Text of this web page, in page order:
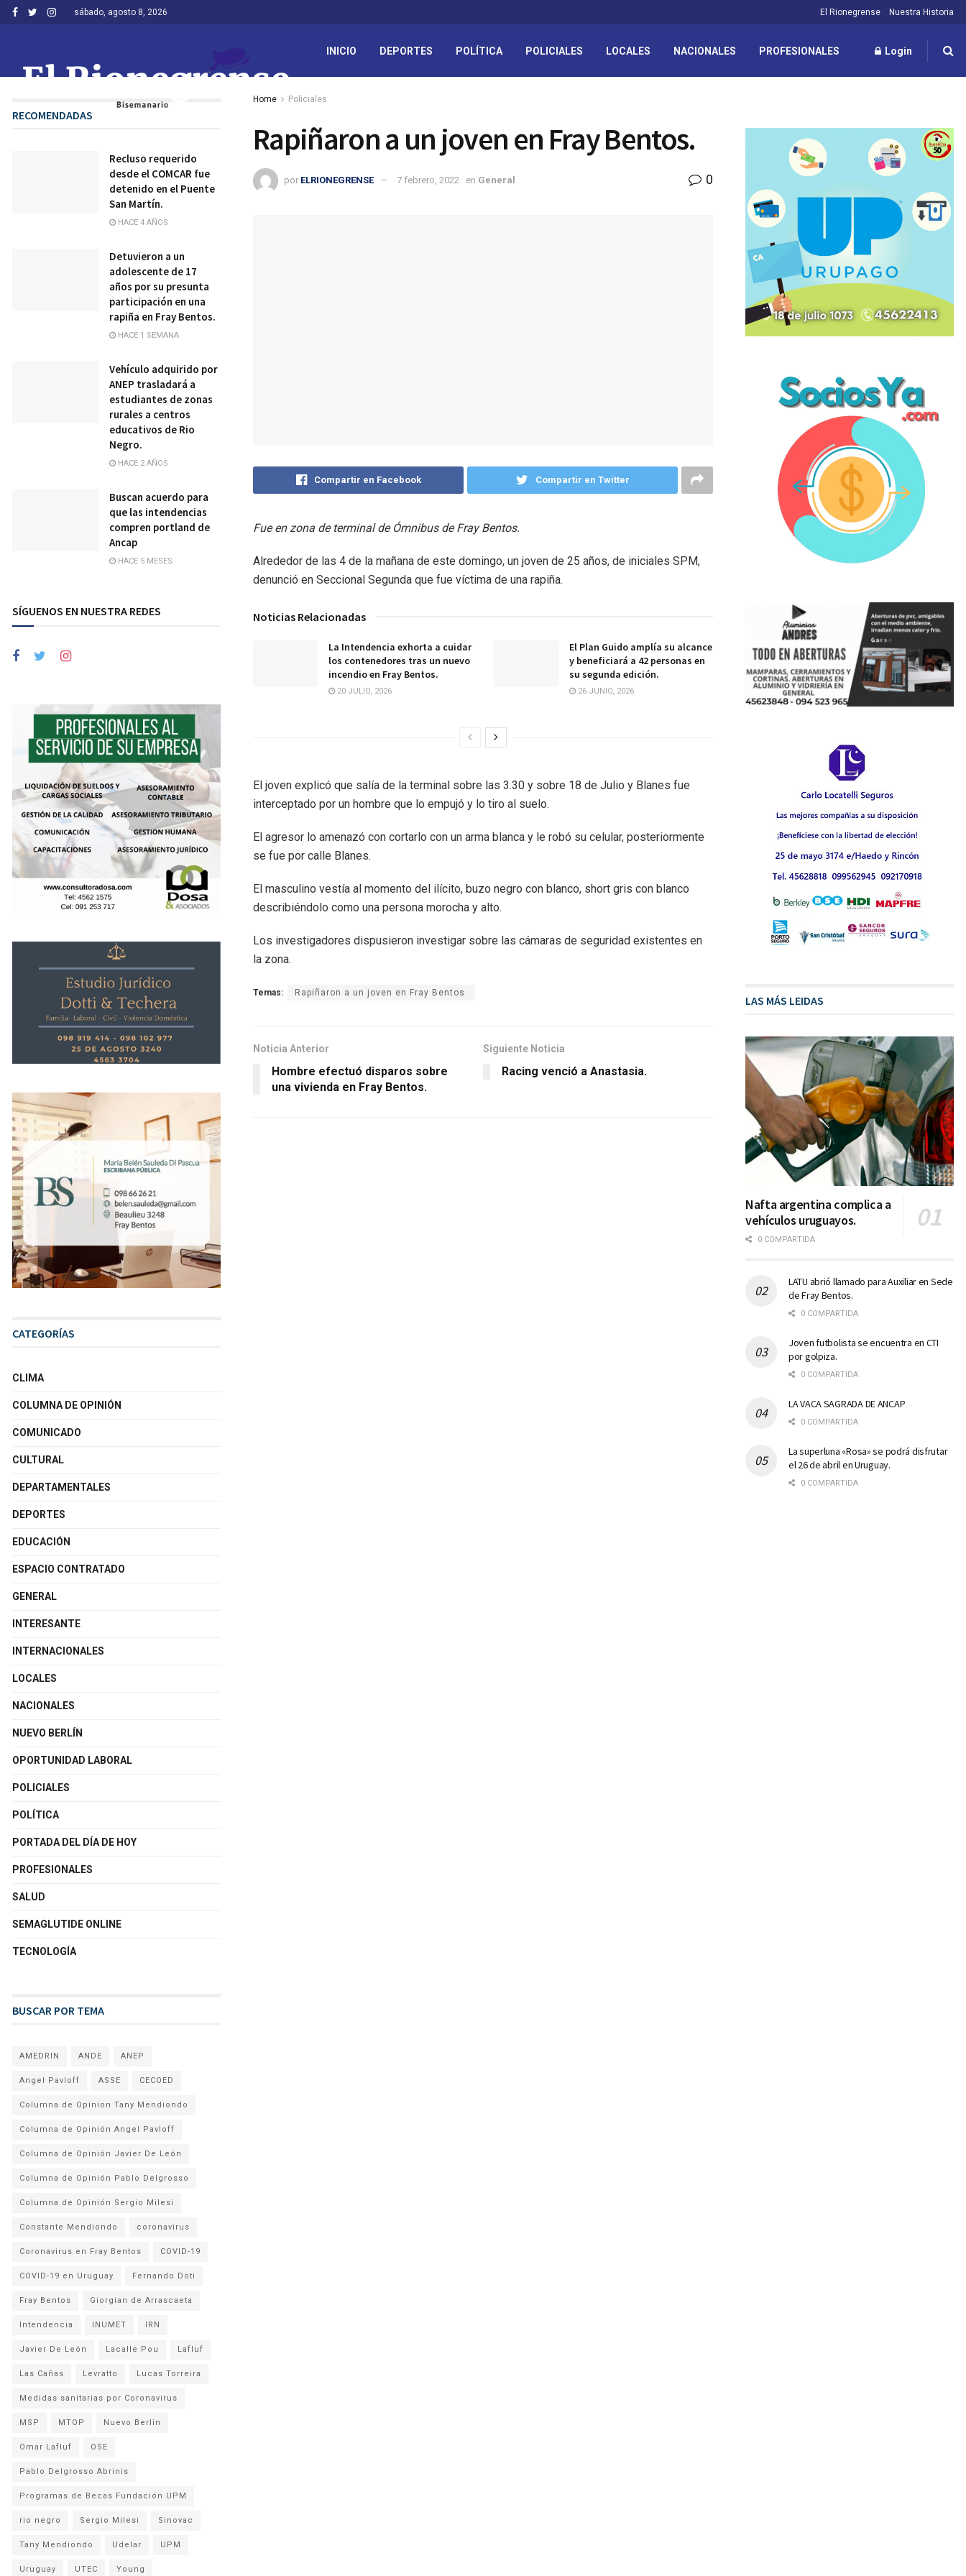
sábado, agosto 8, 2026 El Rionegrense Nuestra Historia
INICIO DEPORTES POLÍTICA POLICIALES LOCALES NACIONALES PROFESIONALES Login
Home Policiales
Rapiñaron a un joven en Fray Bentos.
por ELRIONEGRENSE 7 febrero, 2022 en General 0
Compartir en Facebook Compartir en Twitter
Fue en zona de terminal de Ómnibus de Fray Bentos.
Alrededor de las 4 de la mañana de este domingo, un joven de 25 años, de iniciales SPM,
denunció en Seccional Segunda que fue víctima de una rapiña.
Noticias Relacionadas
La Intendencia exhorta a cuidar
los contenedores tras un nuevo
incendio en Fray Bentos.
20 JULIO, 2026
El Plan Guido amplía su alcance
y beneficiará a 42 personas en
su segunda edición.
26 JUNIO, 2026
El joven explicó que salía de la terminal sobre las 3.30 y sobre 18 de Julio y Blanes fue
interceptado por un hombre que lo empujó y lo tiro al suelo.
El agresor lo amenazó con cortarlo con un arma blanca y le robó su celular, posteriormente
se fue por calle Blanes.
El masculino vestía al momento del ilícito, buzo negro con blanco, short gris con blanco
describiéndolo como una persona morocha y alto.
Los investigadores dispusieron investigar sobre las cámaras de seguridad existentes en
la zona.
Temas: Rapiñaron a un joven en Fray Bentos.
Noticia Anterior
Hombre efectuó disparos sobre
una vivienda en Fray Bentos.
Siguiente Noticia
Racing venció a Anastasia.
RECOMENDADAS
Recluso requerido
desde el COMCAR fue
detenido en el Puente
San Martín.
HACE 4 AÑOS
Detuvieron a un
adolescente de 17
años por su presunta
participación en una
rapiña en Fray Bentos.
HACE 1 SEMANA
Vehículo adquirido por
ANEP trasladará a
estudiantes de zonas
rurales a centros
educativos de Rio
Negro.
HACE 2 AÑOS
Buscan acuerdo para
que las intendencias
compren portland de
Ancap
HACE 5 MESES
SÍGUENOS EN NUESTRA REDES
CATEGORÍAS
CLIMA
COLUMNA DE OPINIÓN
COMUNICADO
CULTURAL
DEPARTAMENTALES
DEPORTES
EDUCACIÓN
ESPACIO CONTRATADO
GENERAL
INTERESANTE
INTERNACIONALES
LOCALES
NACIONALES
NUEVO BERLÍN
OPORTUNIDAD LABORAL
POLICIALES
POLÍTICA
PORTADA DEL DÍA DE HOY
PROFESIONALES
SALUD
SEMAGLUTIDE ONLINE
TECNOLOGÍA
BUSCAR POR TEMA
AMEDRIN ANDE ANEP
Angel Pavloff ASSE CECOED
Columna de Opinion Tany Mendiondo
Columna de Opinión Angel Pavloff
Columna de Opinión Javier De León
Columna de Opinión Pablo Delgrosso
Columna de Opinión Sergio Milesi
Constante Mendiondo coronavirus
Coronavirus en Fray Bentos COVID-19
COVID-19 en Uruguay Fernando Doti
Fray Bentos Giorgian de Arrascaeta
Intendencia INUMET IRN
Javier De León Lacalle Pou Lafluf
Las Cañas Levratto Lucas Torreira
Medidas sanitarias por Coronavirus
MSP MTOP Nuevo Berlin
Omar Lafluf OSE
Pablo Delgrosso Abrinis
Programas de Becas Fundación UPM
rio negro Sergio Milesi Sinovac
Tany Mendiondo Udelar UPM
Uruguay UTEC Young
LAS MÁS LEIDAS
Nafta argentina complica a
vehículos uruguayos.
0 COMPARTIDA
LATU abrió llamado para Auxiliar en Sede
de Fray Bentos.
0 COMPARTIDA
Joven futbolista se encuentra en CTI
por golpiza.
0 COMPARTIDA
LA VACA SAGRADA DE ANCAP
0 COMPARTIDA
La superluna «Rosa» se podrá disfrutar
el 26 de abril en Uruguay.
0 COMPARTIDA